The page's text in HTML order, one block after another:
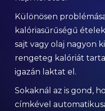
Különösen
kalóriasűrűségű
sajt vagy olaj nagyon
rengeteg kalóriát
igazán laktat el.
Sokaknál az is gond,
címkével